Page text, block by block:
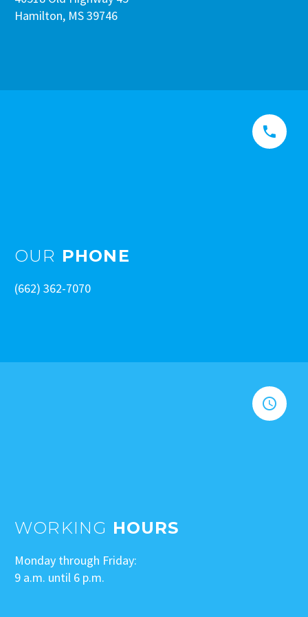
Hamilton, MS 39746


OUR PHONE
(662) 362-7070


WORKING HOURS
Monday through Friday:
9 a.m. until 6 p.m.